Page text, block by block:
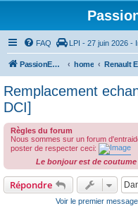
FAQ LPI - 27 juin 2026 -
PassionEspaceClub home Renault
Remplacement
DCI]
Règles du forum
Nous sommes sur un forum
poster de respecter ceci:
Le bonjour est de
Répondre
Voir le premier